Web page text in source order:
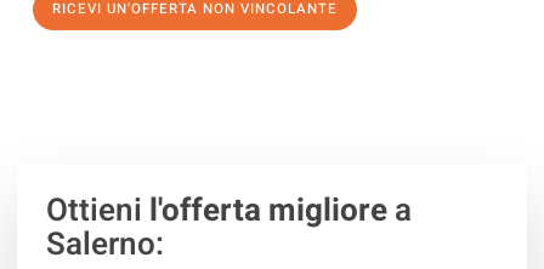
RICEVI UN'OFFERTA NON VINCOLANTE
Ottieni l'offerta migliorea
Salerno: